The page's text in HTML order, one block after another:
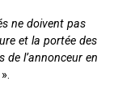
ne doivent pas
etla portée des
l’annonceur en
».